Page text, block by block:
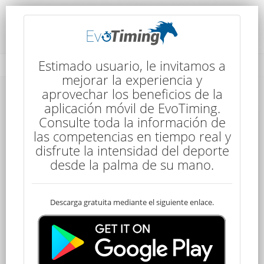
Detalles de la Competencia
Detalles de la Competencia
CEN Promocional
80 kms
7:10
3 Etapas
Estimado usuario, le invitamos a
mejorar la experiencia y
aprovechar los beneficios de la
aplicación móvil de EvoTiming.
Consulte toda la información de
las competencias en tiempo real y
disfrute la intensidad del deporte
desde la palma de su mano.
Descarga gratuita mediante el siguiente enlace.